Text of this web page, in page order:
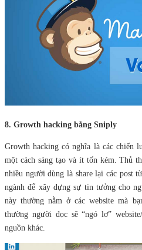
8. Growth hacking bằng Sniply
Growth hacking có nghĩa là các chiến
một cách sáng tạo và ít tốn kém. Thủ
nhiều người dùng là share lại các post
ngành để xây dựng sự tin tưởng cho
này thường nằm ở các website mà
thường người đọc sẽ “ngó lơ”
nguồn khác.